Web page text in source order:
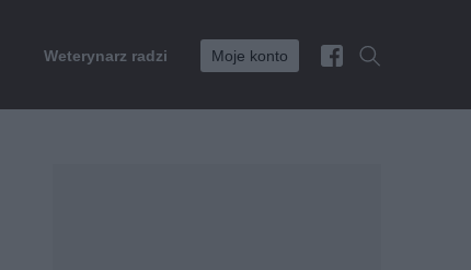
Weterynarz radzi Moje konto